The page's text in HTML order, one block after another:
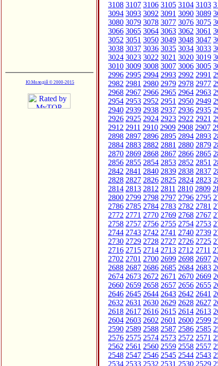
Ю.Молодій © 2000-2015
3108 3107 3106 3105 3104 3103
3094 3093 3092 3091 3090 3089
3080 3079 3078 3077 3076 3075
3066 3065 3064 3063 3062 3061
3052 3051 3050 3049 3048 3047
3038 3037 3036 3035 3034 3033
3024 3023 3022 3021 3020 3019
3010 3009 3008 3007 3006 3005
2996 2995 2994 2993 2992 2991
2982 2981 2980 2979 2978 2977
2968 2967 2966 2965 2964 2963
2954 2953 2952 2951 2950 2949
2940 2939 2938 2937 2936 2935
2926 2925 2924 2923 2922 2921
2912 2911 2910 2909 2908 2907
2898 2897 2896 2895 2894 2893
2884 2883 2882 2881 2880 2879
2870 2869 2868 2867 2866 2865
2856 2855 2854 2853 2852 2851
2842 2841 2840 2839 2838 2837
2828 2827 2826 2825 2824 2823
2814 2813 2812 2811 2810 2809
2800 2799 2798 2797 2796 2795
2786 2785 2784 2783 2782 2781
2772 2771 2770 2769 2768 2767
2758 2757 2756 2755 2754 2753
2744 2743 2742 2741 2740 2739
2730 2729 2728 2727 2726 2725
2716 2715 2714 2713 2712 2711
2702 2701 2700 2699 2698 2697
2688 2687 2686 2685 2684 2683
2674 2673 2672 2671 2670 2669
2660 2659 2658 2657 2656 2655
2646 2645 2644 2643 2642 2641
2632 2631 2630 2629 2628 2627
2618 2617 2616 2615 2614 2613
2604 2603 2602 2601 2600 2599
2590 2589 2588 2587 2586 2585
2576 2575 2574 2573 2572 2571
2562 2561 2560 2559 2558 2557
2548 2547 2546 2545 2544 2543
2534 2533 2532 2531 2530 2529